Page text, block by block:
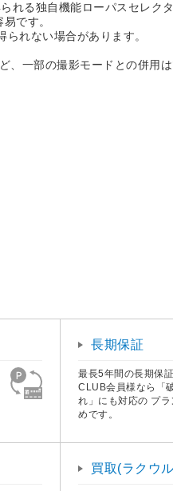
る独自機能ローパスセレク
です。
れない場合があります。
一部の撮影モードとの併用は
長期保証
最長5年間の長期保
CLUB会員様なら「
れ」にも対応の プ
めです。
買取(ラクウ